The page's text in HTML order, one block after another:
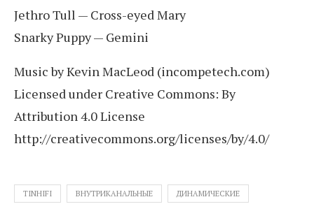
Jethro Tull — Cross-eyed Mary
Snarky Puppy — Gemini
Music by Kevin MacLeod (incompetech.com)
Licensed under Creative Commons: By
Attribution 4.0 License
http://creativecommons.org/licenses/by/4.0/
TINHIFI ВНУТРИКАНАЛЬНЫЕ ДИНАМИЧЕСКИЕ